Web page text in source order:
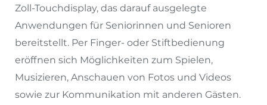
Zoll-Touchdisplay, das darauf ausgelegte
Anwendungen für Seniorinnen und Senioren
bereitstellt. Per Finger- oder Stiftbedienung
eröffnen sich Möglichkeiten zum Spielen,
Musizieren, Anschauen von Fotos und Videos
sowie zur Kommunikation mit anderen Gästen.